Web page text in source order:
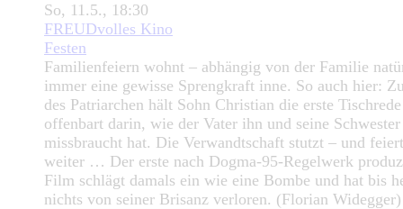
So, 11.5., 18:30
FREUDvolles Kino
Festen
Familienfeiern wohnt – abhängig von der Familie
immer eine gewisse Sprengkraft inne. So auch hier:
des Patriarchen hält Sohn Christian die erste
offenbart darin, wie der Vater ihn und seine Schwester
missbraucht hat. Die Verwandtschaft stutzt – und feiert
weiter … Der erste nach Dogma-95-Regelwerk
Film schlägt damals ein wie eine Bombe und hat bis
nichts von seiner Brisanz verloren. (Florian Widegger)